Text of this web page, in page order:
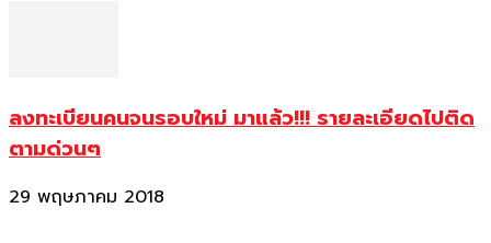
ลงทะเบียนคนจนรอบใหม่ มาแล้ว!!! รายละเอียดไปติด
ตามด่วนๆ
29 พฤษภาคม 2018